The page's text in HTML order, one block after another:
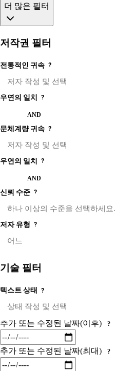
더 많은 필터
저작권 필터
전통적인 귀속 ?
우연의 일치 ?
AND
문체계량 귀속 ?
우연의 일치 ?
AND
신뢰 수준 ?
저자 유형 ?
기술 필터
텍스트 상태 ?
추가 또는 수정된 날짜(이후) ?
추가 또는 수정된 날짜(최대) ?